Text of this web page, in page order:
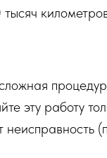
эту работу